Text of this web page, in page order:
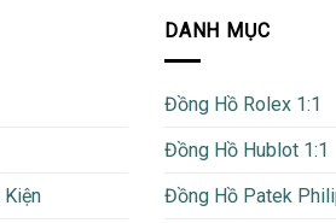
DANH MỤC
Đồng Hồ Rolex 1:1
Đồng Hồ Hublot 1:1
Đồng Hồ Patek